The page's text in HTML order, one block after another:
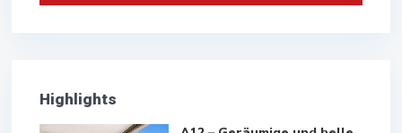
Highlights